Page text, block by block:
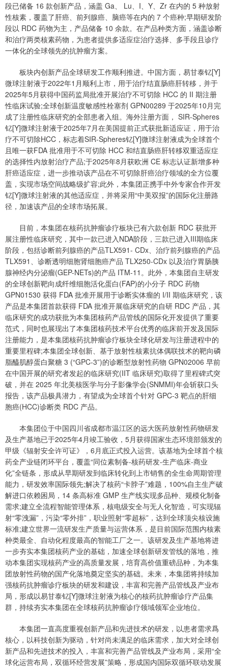
段已储备 16 款创新产品，涵盖 Ga、 Lu、I、Y、Zr 在内的 5 种放射
性核素，覆盖了肝癌、前列腺癌、脑癌等在内的 7 个癌种;早期研发阶
段以 RDC 药物为主，产品储备 10 余款。在产品种类方面，涵盖诊断
和治疗两类核素药物，为患者提供多适应症治疗选择、多手段且诊疗
一体化的全球领先的抗肿瘤方案。
板块内创新产品全球研发工作顺利推进。中国方面，易甘泰钇[Y]
微球注射液于2022年1月顺利上市，用于治疗结直肠癌肝转移，并于
2025年5月获得中国药监局批准开展治疗不可切除 HCC 的 II 期注册
性临床试验;全球创新温度敏感性栓塞剂 GPN00289 于2025年10月完
成了注册性临床研究的全部患者入组。海外注册方面， SIR-Spheres
钇[Y]微球注射液于2025年7月在美国提前正式获批新适应证，用于治
疗不可切除HCC，标志着SIR-Spheres钇[Y]微球注射液成为全球首个
且唯一获FDA 批准用于不可切除 HCC 和结直肠癌肝转移双重适应症
的选择性内放射治疗产品;于2025年8月获欧洲 CE 标志认证新增多种
肝癌适应症，进一步推动该产品在不可切除肝癌治疗领域的全方位覆
盖，实现市场空间战略级扩容;此外，本集团正携手中外专家合作开发
钇[Y]微球注射液的其他适应症，并将采用“中美双报”的国际化注册路
径，加速该产品的全球市场拓展。
目前，本集团在核药抗肿瘤诊疗板块已有六款创新 RDC 获批开
展注册性临床研究，其中一款已进入NDA阶段，三款已进入III期临床
阶段，包括诊断前列腺癌的产品TLX591- CDx、治疗前列腺癌的产品
TLX591、诊断透明细胞肾细胞癌产品 TLX250-CDx 以及治疗胃肠胰
腺神经内分泌瘤(GEP-NETs)的产品 ITM-11。此外，本集团自主研发
的全球创新靶向成纤维细胞活化蛋白(FAP)的小分子 RDC 药物
GPN01530 获得 FDA 批准开展用于诊断实体瘤的 I/II 期临床研究，该
产品是本集团首款获得 FDA 批准开展临床研究的自研 RDC 产品，其
临床研究的成功获批为本集团核药产品管线的国际化开发提供了重要
范式，同时也展现出了本集团核药技术平台优秀的临床前开发及国际
注册能力，是本集团核药抗肿瘤诊疗板块全球化研发与注册进程中的
重要里程碑;本集团全球创新、基于放射性核素抗体偶联技术的靶向磷
脂醯肌醇蛋白聚糖 3 (“GPC-3”)的诊断型放射性药物 GPN02006 早前
在中国开展的研究者发起的临床研究(IIT 临床研究)取得了里程碑式突
破，并在 2025 年北美核医学与分子影像学会(SNMMI)年会斩获口头
报告，该产品极具潜力，有望成为全球首个针对 GPC-3 靶点的肝细
胞癌(HCC)诊断类 RDC 产品。
本集团位于中国四川省成都市温江区的远大医药放射性药物研发
及生产基地已于2025年4月竣工验收，5月获得国家生态环境部颁发的
甲级《辐射安全许可证》，6月底正式投入运营。该基地为全球首个核
药全产业链闭环平台，覆盖“同位素制备-核药研发-生产临床-商业
化”全链条，形成从早期研发到临床转化到上市销售的全生命周期管理
能力，研发效率国际领先;解决了核药“卡脖子”难题，100%自主生产破
解进口依赖困局，14 条高标准 GMP 生产线实现多品种、规模化制备
需求;建立全流程智能管理体系，核电级安全与无人化智造，可实现辐
射“零洩漏”，污染“零外排”，职业照射“零超标”，达到全球顶尖核设施
标准;建立世界一流研发生产质量与运营体系，是目前国际范围内核素
种类最全、自动化程度最高的智能工厂之一。该研发及生产基地将进
一步夯实本集团核药产业的基础，加速全球创新研发管线的落地，推
动本集团实现核药产业的高质量发展，培育高价值重磅品种，为本集
团放射性药物的国产化落地奠定坚实的基础。未来，本集团将持续加
强核药抗肿瘤诊疗板块的研发和建设，丰富和完善产品管线及产业布
局，形成以易甘泰钇[Y]微球注射液为核心的核药抗肿瘤诊疗产品集
群，持续夯实本集团在全球核药抗肿瘤诊疗领域领军企业地位。
本集团一直高度重视创新产品和先进技术的研发，以患者需求爲
核心，以科技创新为驱动，针对尚未满足的临床需求，加大对全球创
新产品和先进技术的投入，丰富和完善产品管线及产业布局，采用“全
球化运营布局，双循环经营发展”策略，形成国内国际双循环联动发展